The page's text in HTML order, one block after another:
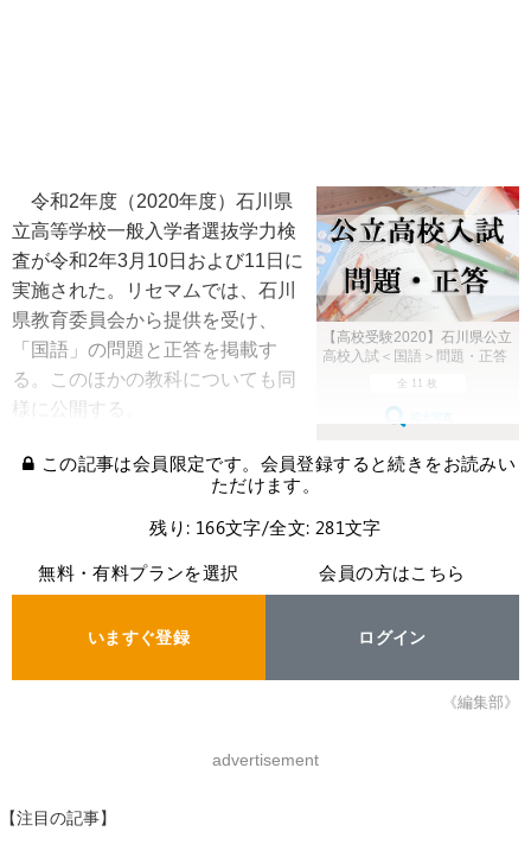
【高校受験2020】石川県公立
高校入試＜国語＞問題・正答
全 11 枚
令和2年度（2020年度）石川県
立高等学校一般入学者選抜学力検
査が令和2年3月10日および11日に
実施された。リセマムでは、石川
県教育委員会から提供を受け、
「国語」の問題と正答を掲載す
る。このほかの教科についても同
様に公開する。
この記事は会員限定です。会員登録すると続きをお読みい
ただけます。
残り: 166文字/全文: 281文字
無料・有料プランを選択
いますぐ登録
会員の方はこちら
ログイン
《編集部》
advertisement
【注目の記事】